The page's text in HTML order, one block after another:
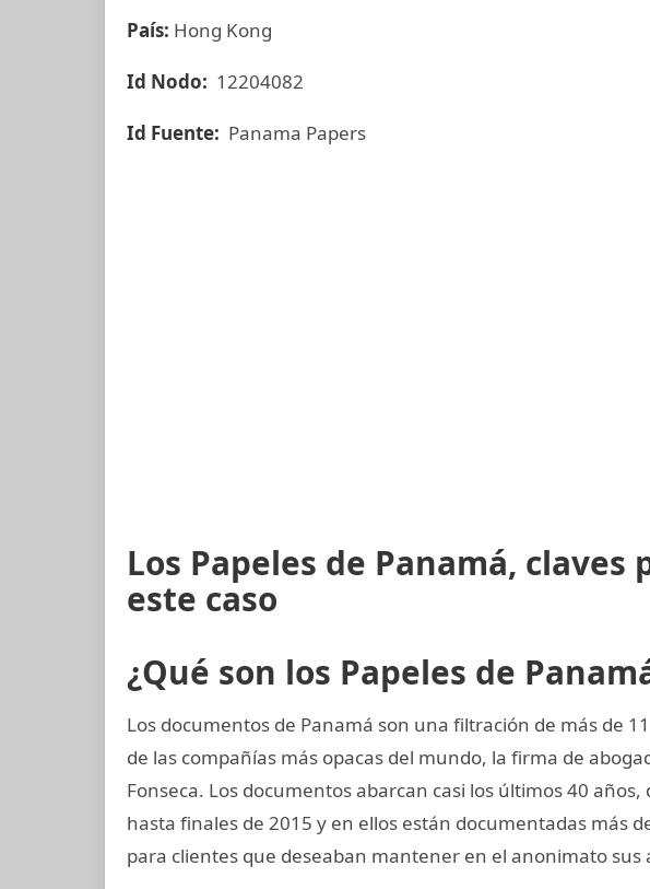
País: Hong Kong
Id Nodo: 12204082
Id Fuente: Panama Papers
Los Papeles de Panamá,
este caso
¿Qué son los Papeles de
Los documentos de Panamá son una filtración de más de
de las compañías más opacas del mundo, la firma de
Fonseca. Los documentos abarcan casi los últimos 40 años,
hasta finales de 2015 y en ellos están documentadas más
para clientes que deseaban mantener en el anonimato sus